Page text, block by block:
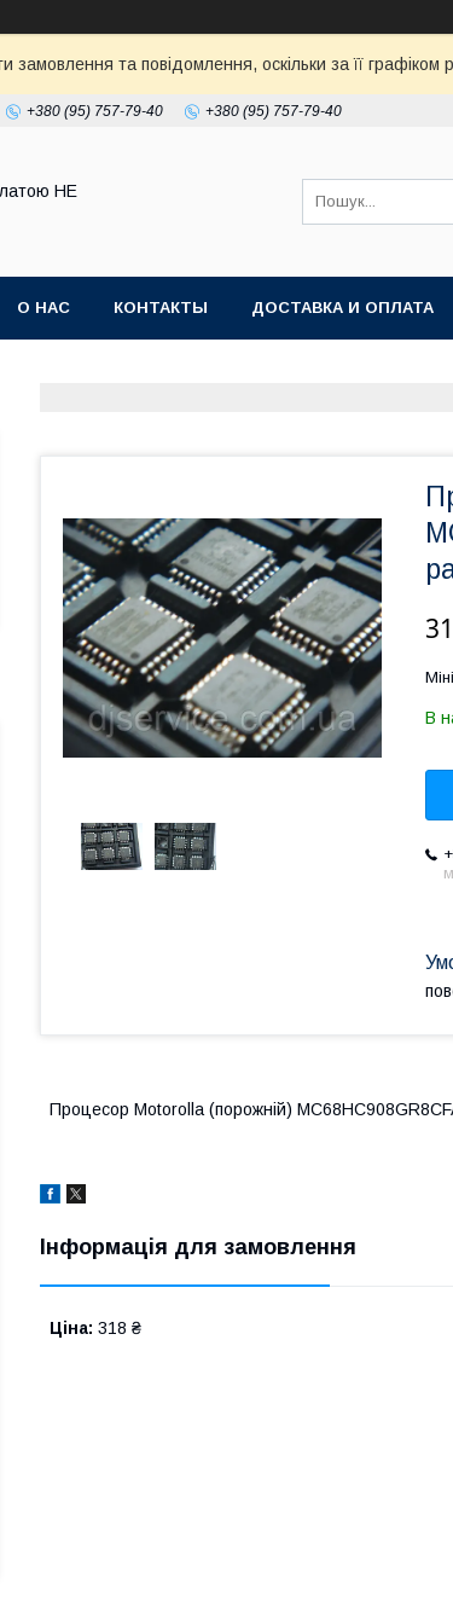
та повідомлення, оскільки за її
+380 (95) 757-79-40 +380 (95) 757-79-40
НЕ
О НАС КОНТАКТЫ ДОСТАВКА И ОПЛАТА
В
Процесор Motorolla (порожній)
Інформація для замовлення
Ціна: 318 ₴